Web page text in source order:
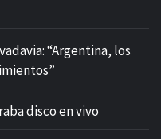
“Argentina, los
disco en vivo